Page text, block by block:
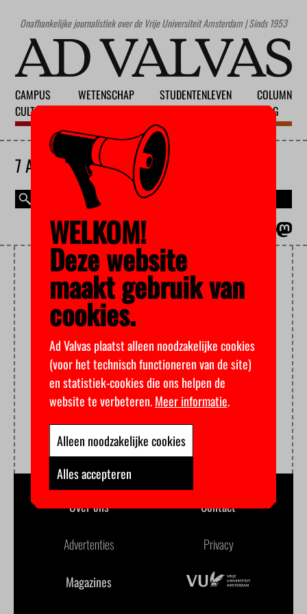
Onafhankelijke journalistiek over de Vrije Universiteit Amsterdam | Sinds 1953
CAMPUS
CULTUUR
WETENSCHAP
STUDENTENLEVEN
COLUMN
BLOG
7 AUGUSTUS 2026
LEENJOURNALIST
Over ons Contact
Advertenties Privacy
Magazines
WELKOM!
Deze website
maakt gebruik van
cookies.
Ad Valvas plaatst alleen noodzakelijke cookies
(voor het technisch functioneren van de site)
en statistiek-cookies die ons helpen de
website te verbeteren.Meer informatie.
Alleen noodzakelijke cookies
Alles accepteren